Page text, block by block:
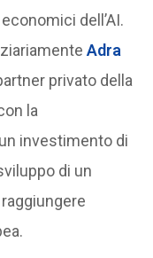
dell’AI.
Adra
privato della
la
investimento di
di un